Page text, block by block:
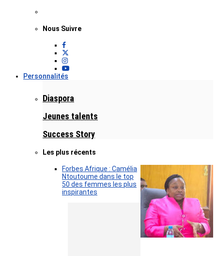
Nous Suivre
Personnalités
Diaspora
Jeunes talents
Success Story
Les plus récents
Forbes Afrique : Camélia
Ntoutoume dans le top
50 des femmes les plus
inspirantes